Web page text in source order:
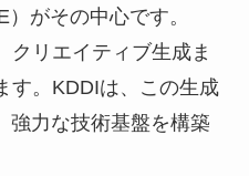
がその中心です。
クリエイティブ生成ま
す。KDDIは、この生成
強力な技術基盤を構築